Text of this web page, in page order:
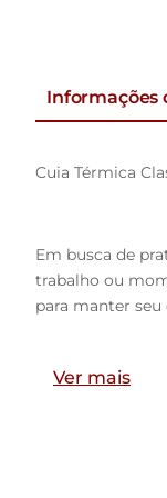
Informações
Cuia Térmica
Em busca de
trabalho ou
para manter
Ver mais